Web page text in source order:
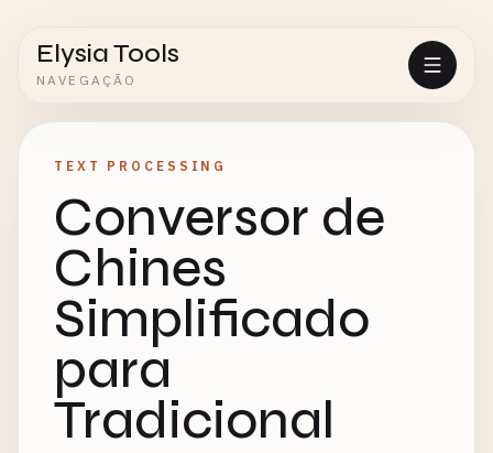
Elysia Tools
NAVEGAÇÃO
TEXT PROCESSING
Conversor de
Chines
Simplificado
para
Tradicional